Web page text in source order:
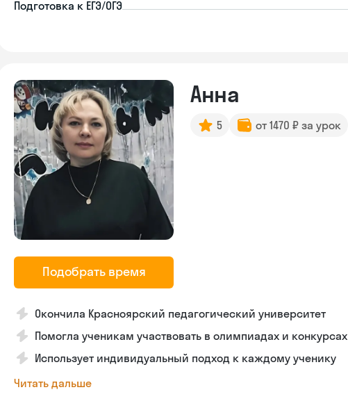
Подготовка к ЕГЭ/ОГЭ
Подобрать время
Анна
5 от 1470 ₽ за урок
Окончила Красноярский педагогический университет
Помогла ученикам участвовать в олимпиадах и конкурсах
Использует индивидуальный подход к каждому ученику
Читать дальше